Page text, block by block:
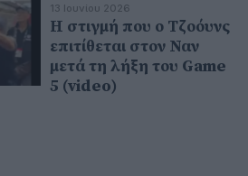
13 Ιουνίου 2026
Η στιγμή που ο Τζοόυνς
επιτίθεται στον Ναν
μετά τη λήξη του Game
5 (video)